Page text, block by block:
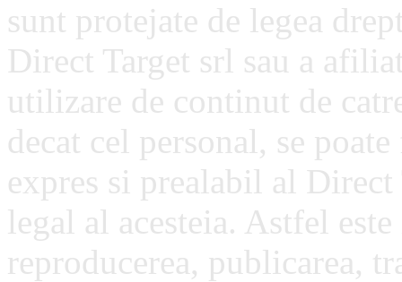
sunt protejate de legea
Direct Target srl sau a
utilizare de continut de
decat cel personal, se
expres si prealabil al
legal al acesteia. Astfel
reproducerea, publicarea,